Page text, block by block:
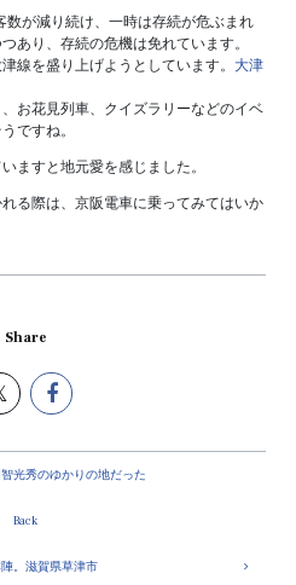
が減り続け、一時は存続が危ぶまれ
あり、存続の危機は免れています。
線を盛り上げようとしています。 大津
お花見列車、クイズラリーなどのイベ
ですね。
ますと地元愛を感じました。
る際は、京阪電車に乗ってみてはいか
Share
光秀のゆかりの地だった
Back
。滋賀県草津市